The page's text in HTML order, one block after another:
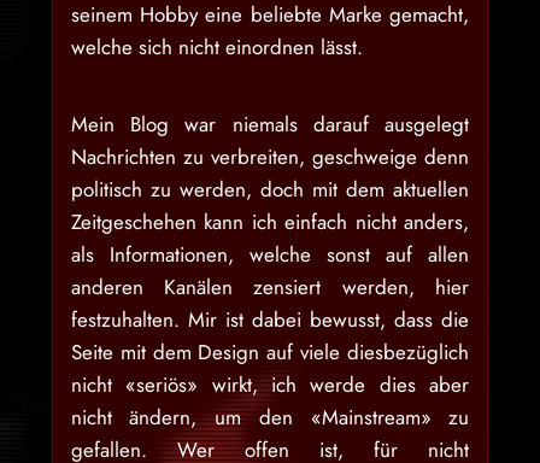
seinem Hobby eine beliebte Marke gemacht,
welche sich nicht einordnen lässt.
Mein Blog war niemals darauf ausgelegt
Nachrichten zu verbreiten, geschweige denn
politisch zu werden, doch mit dem aktuellen
Zeitgeschehen kann ich einfach nicht anders,
als Informationen, welche sonst auf allen
anderen Kanälen zensiert werden, hier
festzuhalten. Mir ist dabei bewusst, dass die
Seite mit dem Design auf viele diesbezüglich
nicht «seriös» wirkt, ich werde dies aber
nicht ändern, um den «Mainstream» zu
gefallen. Wer offen ist, für nicht